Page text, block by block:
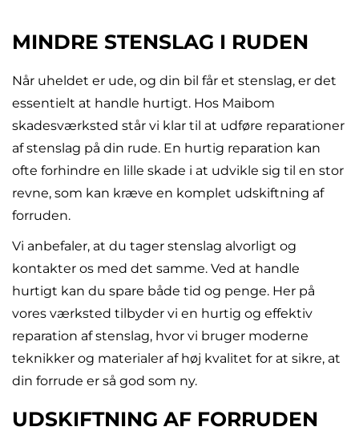
MINDRE STENSLAG I RUDEN
Når uheldet er ude, og din bil får et stenslag, er det
essentielt at handle hurtigt. Hos Maibom
skadesværksted står vi klar til at udføre reparationer
af stenslag på din rude. En hurtig reparation kan
ofte forhindre en lille skade i at udvikle sig til en stor
revne, som kan kræve en komplet udskiftning af
forruden.
Vi anbefaler, at du tager stenslag alvorligt og
kontakter os med det samme. Ved at handle
hurtigt kan du spare både tid og penge. Her på
vores værksted tilbyder vi en hurtig og effektiv
reparation af stenslag, hvor vi bruger moderne
teknikker og materialer af høj kvalitet for at sikre, at
din forrude er så god som ny.
UDSKIFTNING AF FORRUDEN